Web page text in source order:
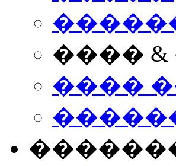
����
����